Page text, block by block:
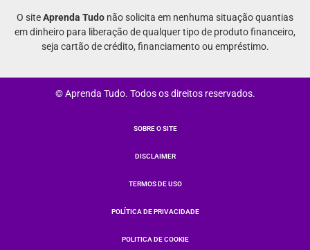
O siteAprenda Tudo não solicita em nenhuma situação quantias
em dinheiro para liberação de qualquer tipo de produto financeiro,
seja cartão de crédito, financiamento ou empréstimo.
© Aprenda Tudo. Todos os direitos reservados.
SOBRE O SITE
DISCLAIMER
TERMOS DE USO
POLÍTICA DE PRIVACIDADE
POLITICA DE COOKIE